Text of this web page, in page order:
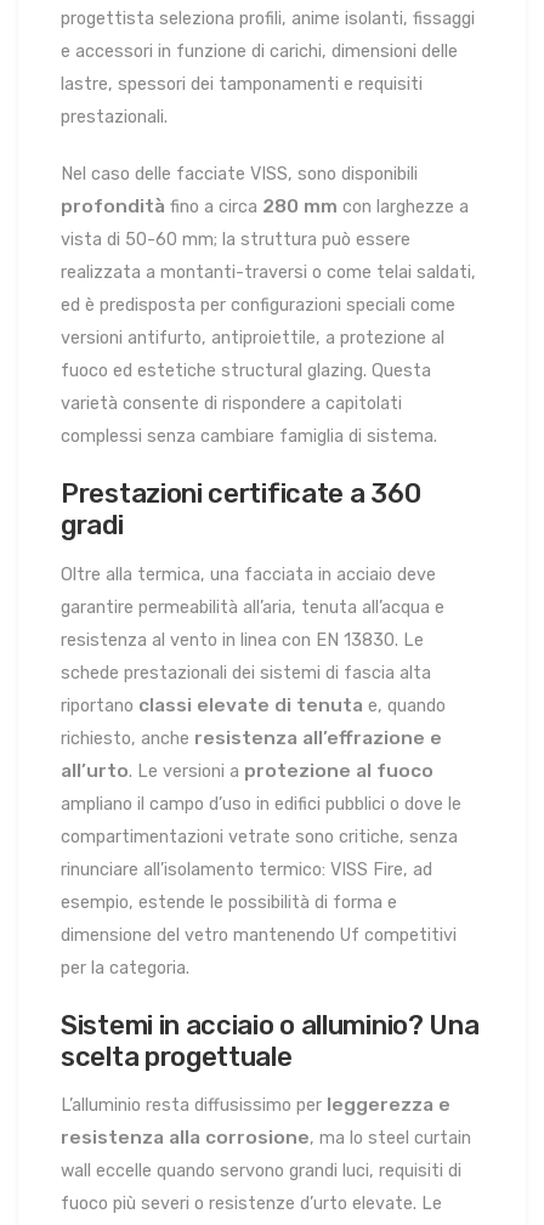
progettista seleziona profili, anime isolanti, fissaggi
e accessori in funzione di carichi, dimensioni delle
lastre, spessori dei tamponamenti e requisiti
prestazionali.
Nel caso delle facciate VISS, sono disponibili
profondità fino a circa 280 mm con larghezze a
vista di 50-60 mm; la struttura può essere
realizzata a montanti-traversi o come telai saldati,
ed è predisposta per configurazioni speciali come
versioni antifurto, antiproiettile, a protezione al
fuoco ed estetiche structural glazing. Questa
varietà consente di rispondere a capitolati
complessi senza cambiare famiglia di sistema.
Prestazioni certificate a 360
gradi
Oltre alla termica, una facciata in acciaio deve
garantire permeabilità all’aria, tenuta all’acqua e
resistenza al vento in linea con EN 13830. Le
schede prestazionali dei sistemi di fascia alta
riportano classi elevate di tenuta e, quando
richiesto, anche resistenza all’effrazione e
all’urto. Le versioni a protezione al fuoco
ampliano il campo d’uso in edifici pubblici o dove le
compartimentazioni vetrate sono critiche, senza
rinunciare all’isolamento termico: VISS Fire, ad
esempio, estende le possibilità di forma e
dimensione del vetro mantenendo Uf competitivi
per la categoria.
Sistemi in acciaio o alluminio? Una
scelta progettuale
L’alluminio resta diffusissimo per leggerezza e
resistenza alla corrosione, ma lo steel curtain
wall eccelle quando servono grandi luci, requisiti di
fuoco più severi o resistenze d’urto elevate. Le